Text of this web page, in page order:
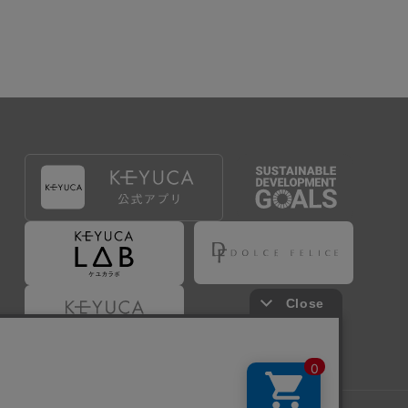
ることで登録することが出来ます。
判断した場合は、弊社は、その登録を取り消す
事前に通知することなく一旦なされた登録を取